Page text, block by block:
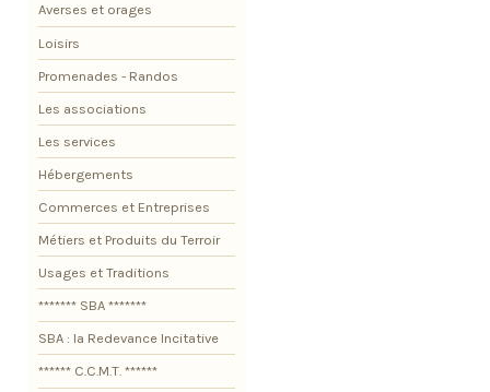
Averses et orages
Loisirs
Promenades - Randos
Les associations
Les services
Hébergements
Commerces et Entreprises
Métiers et Produits du Terroir
Usages et Traditions
******* SBA *******
SBA : la Redevance Incitative
****** C.C.M.T. ******